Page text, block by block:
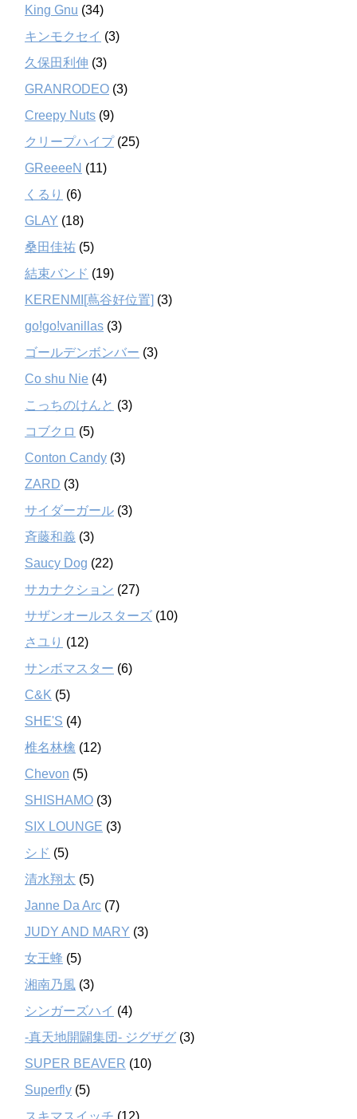
King Gnu (34)
キンモクセイ (3)
久保田利伸 (3)
GRANRODEO (3)
Creepy Nuts (9)
クリープハイプ(25)
GReeeeN (11)
くるり (6)
GLAY (18)
桑田佳祐 (5)
結束バンド (19)
KERENMI[蔦谷好位置] (3)
go!go!vanillas (3)
ゴールデンボンバー (3)
Co shu Nie (4)
こっちのけんと (3)
コブクロ (5)
Conton Candy (3)
ZARD (3)
サイダーガール (3)
斉藤和義 (3)
Saucy Dog (22)
サカナクション (27)
サザンオールスターズ (10)
さユり (12)
サンボマスター (6)
C&K (5)
SHE'S (4)
椎名林檎 (12)
Chevon (5)
SHISHAMO (3)
SIX LOUNGE (3)
シド (5)
清水翔太 (5)
Janne Da Arc (7)
JUDY AND MARY (3)
女王蜂 (5)
湘南乃風 (3)
シンガーズハイ (4)
-真天地開闢集団- ジグザグ (3)
SUPER BEAVER (10)
Superfly (5)
スキマスイッチ (12)